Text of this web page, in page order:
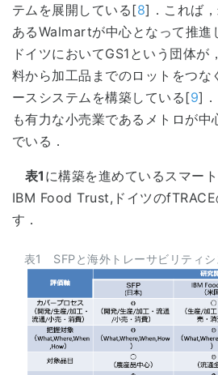
テムを展開している[8]．これば
あるWalmartが中心となって推進
ドイツにおいてGS1という団体が
料から加工品までのロットをつな
ースシステムを構築している[9]
も有力な小売業であるメトロが中
でいる．
表1 に構築を進めているスマー
IBM Food Trust,ドイツの
す．
表1 SFPと海外トレーサビリティシ